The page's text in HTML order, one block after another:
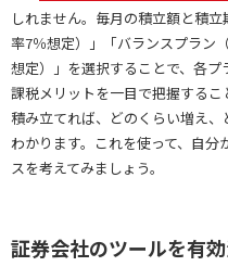
しれません。毎月の積立額と積
率7％想定）」「バランスプラン
想定）」を選択することで、各
課税メリットを一目で把握する
積み立てれば、どのくらい増え
わかります。これを使って、自
スを考えてみましょう。
証券会社のツールを有